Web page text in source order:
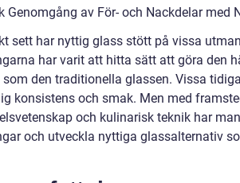
Genomgång av För- och Nackdelar med
sett har nyttig glass stött på vissa
har varit att hitta sätt att göra den
den traditionella glassen. Vissa
konsistens och smak. Men med
och kulinarisk teknik har
och utveckla nyttiga glassalternativ